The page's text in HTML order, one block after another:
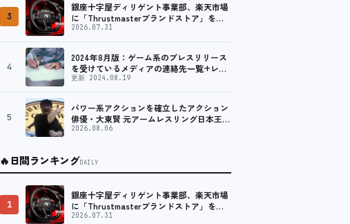
3
銀座十字屋ディリゲント事業部、楽天市場
に「Thrustmasterブランドストア」をオ
ープン。記念キャンペーンでポイントアッ
ローラーを中心に、幅広くラインナップ
2026.07.31
4
2024年8月版：ゲーム系のプレスリリース
を受けているメディアの連絡先一覧+レビ
ュー依頼先一覧
更新 2024.08.19
5
パワー系アクションを確立したアクション
俳優・大東賢 元アームレスリング日本王者
が切り拓く新たなアクション表現に注目
2026.08.06
🔥日間ランキングDAILY
1
銀座十字屋ディリゲント事業部、楽天市場
に「Thrustmasterブランドストア」をオ
ープン。記念キャンペーンでポイントアッ
2026.07.31